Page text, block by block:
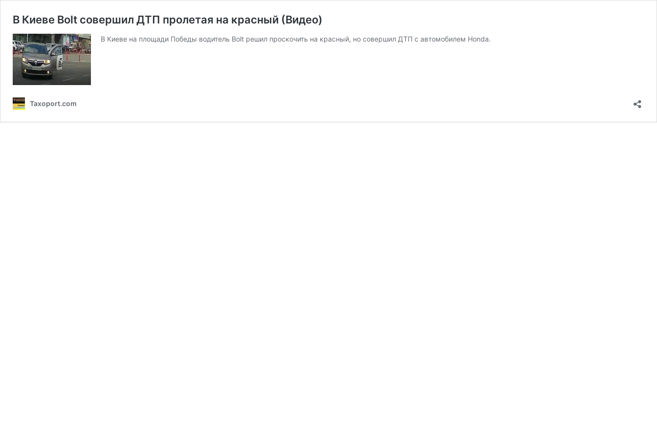
В Киеве Bolt совершил ДТП пролетая на красный (Видео)
В Киеве на площади Победы водитель Bolt решил проскочить на красный, но совершил ДТП с автомобилем Honda.
Taxoport.com